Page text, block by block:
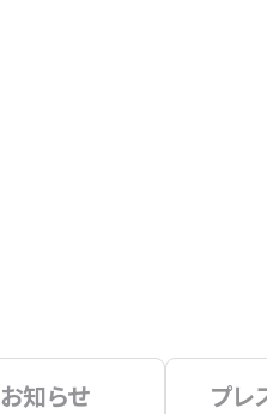
お知らせ プレ